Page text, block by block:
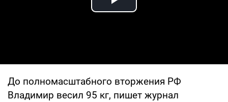
Play Video
До полномасштабного вторжения РФ
Владимир весил 95 кг, пишет журнал